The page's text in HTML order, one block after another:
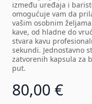
između uređaja i
omogućuje vam da
vašim osobnim
kave, od hladne do
stvara kavu
sekundi. Jednostavno
zatvorenih kapsula za
put.
80,00 €